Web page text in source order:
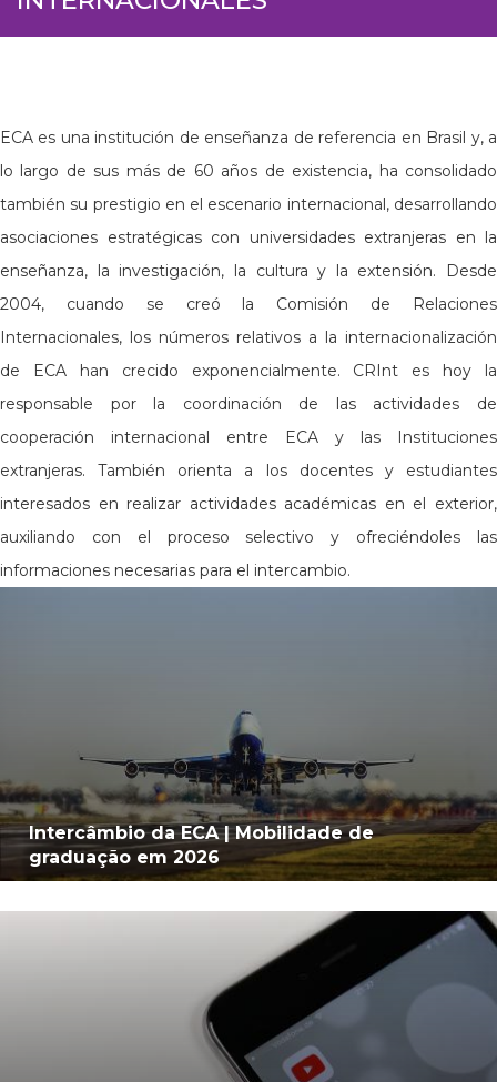
ECA es una institución de enseñanza de referencia en Brasil y, a
lo largo de sus más de 60 años de existencia, ha consolidado
también su prestigio en el escenario internacional, desarrollando
asociaciones estratégicas con universidades extranjeras en la
enseñanza, la investigación, la cultura y la extensión. Desde
2004, cuando se creó la Comisión de Relaciones
Internacionales, los números relativos a la internacionalización
de ECA han crecido exponencialmente. CRInt es hoy la
responsable por la coordinación de las actividades de
cooperación internacional entre ECA y las Instituciones
extranjeras. También orienta a los docentes y estudiantes
interesados en realizar actividades académicas en el exterior,
auxiliando con el proceso selectivo y ofreciéndoles las
informaciones necesarias para el intercambio.
Intercâmbio da ECA | Mobilidade de
graduação em 2026